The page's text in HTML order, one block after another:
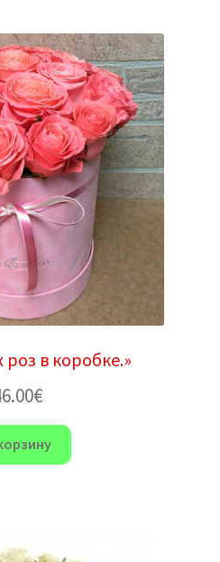
роз в коробке.»
€